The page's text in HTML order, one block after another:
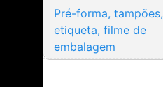
Pré-forma, tampões,
etiqueta, filme de
embalagem